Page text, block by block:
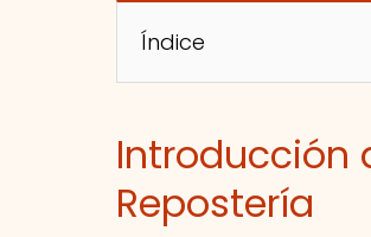
Índice
Introducción
Repostería